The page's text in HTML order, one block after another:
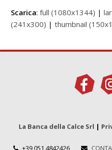
Scarica:full (1080x1344) |
(241x300) |thumbnail
La Banca della Calce Srl |
+39 051 4842426